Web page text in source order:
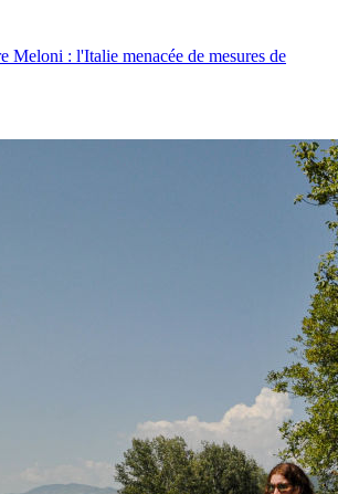
Meloni : l'Italie menacée de mesures de